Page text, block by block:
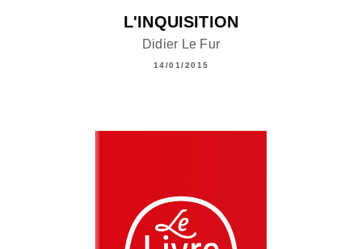
L'INQUISITION
Didier Le Fur
14/01/2015